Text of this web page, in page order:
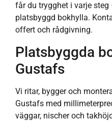
får du trygghet i varje
platsbyggd bokhylla.
offert och rådgivning.
Platsbyggda
Gustafs
Vi ritar, bygger och
Gustafs med
väggar, nischer och